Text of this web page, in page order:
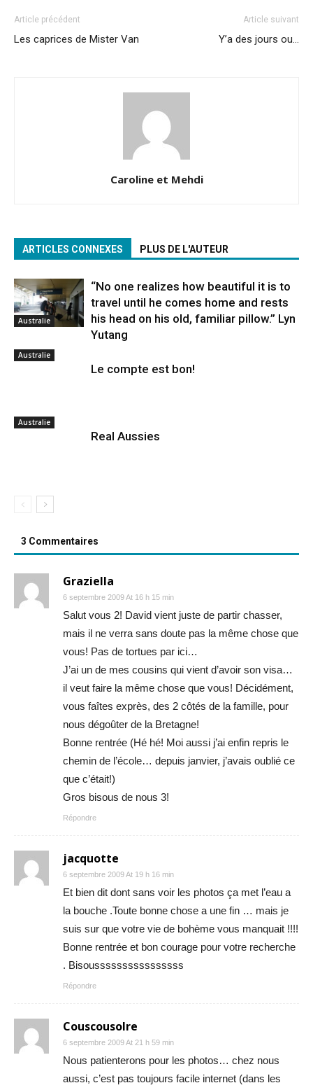
Article précédent
Les caprices de Mister Van
Article suivant
Y’a des jours ou…
Caroline et Mehdi
ARTICLES CONNEXES PLUS DE L'AUTEUR
Australie
“No one realizes how beautiful it is to
travel until he comes home and rests
his head on his old, familiar pillow.” Lyn
Yutang
Australie
Le compte est bon!
Australie
Real Aussies
3 Commentaires
Graziella
6 septembre 2009 At 16 h 15 min
Salut vous 2! David vient juste de partir chasser,
mais il ne verra sans doute pas la même chose que
vous! Pas de tortues par ici…
J’ai un de mes cousins qui vient d’avoir son visa…
il veut faire la même chose que vous! Décidément,
vous faîtes exprès, des 2 côtés de la famille, pour
nous dégoûter de la Bretagne!
Bonne rentrée (Hé hé! Moi aussi j’ai enfin repris le
chemin de l’école… depuis janvier, j’avais oublié ce
que c’était!)
Gros bisous de nous 3!
Répondre
jacquotte
6 septembre 2009 At 19 h 16 min
Et bien dit dont sans voir les photos ça met l’eau a
la bouche .Toute bonne chose a une fin … mais je
suis sur que votre vie de bohème vous manquait !!!!
Bonne rentrée et bon courage pour votre recherche
. Bisoussssssssssssssss
Répondre
Couscousolre
6 septembre 2009 At 21 h 59 min
Nous patienterons pour les photos… chez nous
aussi, c’est pas toujours facile internet (dans les